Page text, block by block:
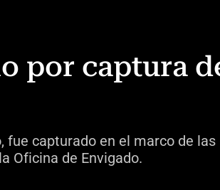
por captura
fue capturado en el marco de las
Oficina de Envigado.